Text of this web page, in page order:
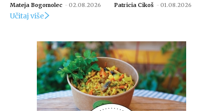
Mateja Bogomolec - 02.08.2026 Patricia Cikoš - 01.08.2026
Učitaj više